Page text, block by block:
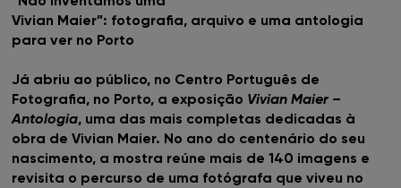
HALL OF FAME
Vivian Maier”: fotografia, arquivo e uma antologia
para ver no Porto
Já abriu ao público, no Centro Português de
Fotografia, no Porto, a exposição Vivian Maier –
Antologia, uma das mais completas dedicadas à
obra de Vivian Maier. No ano do centenário do seu
nascimento, a mostra reúne mais de 140 imagens e
revisita o percurso de uma fotógrafa que viveu no